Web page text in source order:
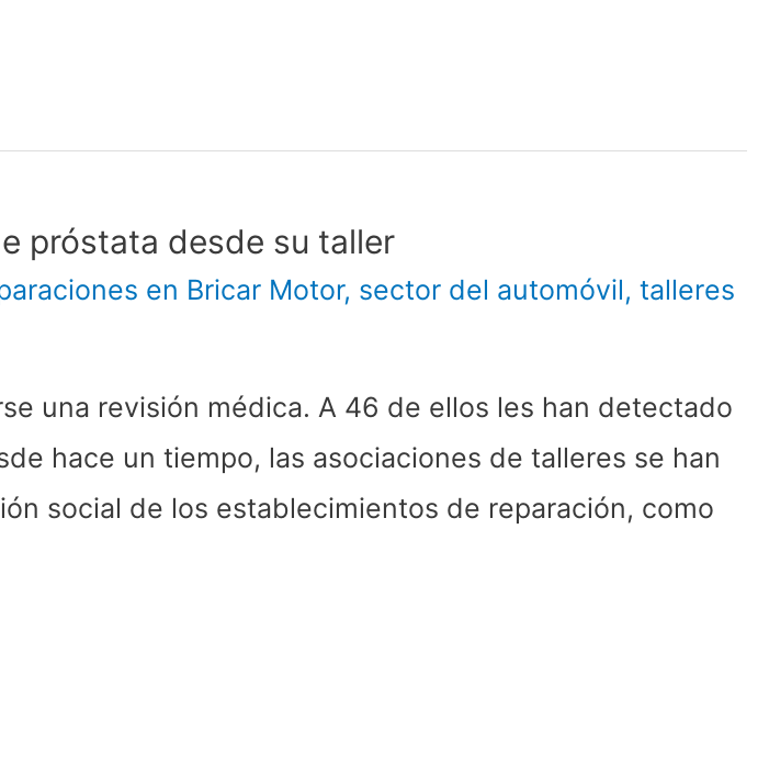
próstata desde su taller
en Bricar Motor, sector del automóvil, talleres
una revisión médica. A 46 de ellos les han detectado
hace un tiempo, las asociaciones de talleres se han
social de los establecimientos de reparación, como